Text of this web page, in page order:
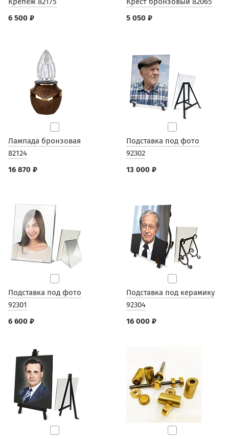
6 500 ₽
5 050 ₽
Лампада бронзовая
82124
16 870 ₽
Подставка под фото
92302
13 000 ₽
Подставка под фото
92301
6 600 ₽
Подставка под керамику
92304
16 000 ₽